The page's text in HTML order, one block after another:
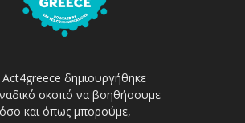
δημιουργήθηκε
σκοπό να βοηθήσουμε
όσο και όπως μπορούμε,